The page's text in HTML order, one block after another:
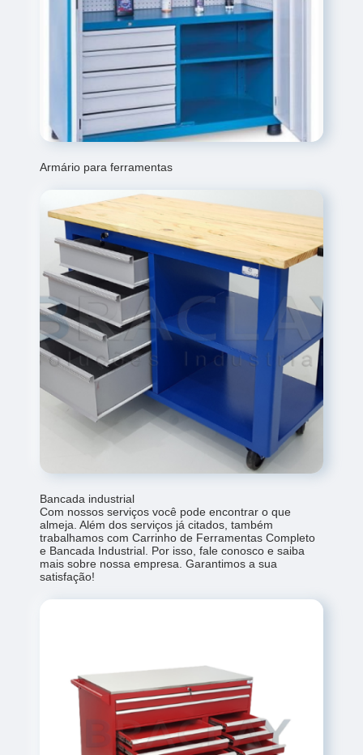
Armário para ferramentas
Bancada industrial
Com nossos serviços você pode encontrar o que
almeja. Além dos serviços já citados, também
trabalhamos com Carrinho de Ferramentas Completo
e Bancada Industrial. Por isso, fale conosco e saiba
mais sobre nossa empresa. Garantimos a sua
satisfação!